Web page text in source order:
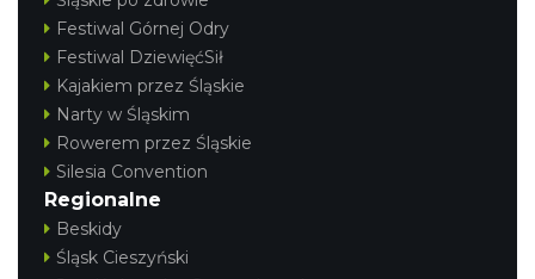
Festiwal Górnej Odry
Festiwal DziewięćSił
Kajakiem przez Śląskie
Narty w Śląskim
Rowerem przez Śląskie
Silesia Convention
Regionalne
Beskidy
Śląsk Cieszyński